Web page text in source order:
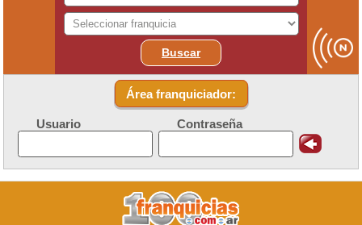
Buscar
Área franquiciador:
Usuario Contraseña